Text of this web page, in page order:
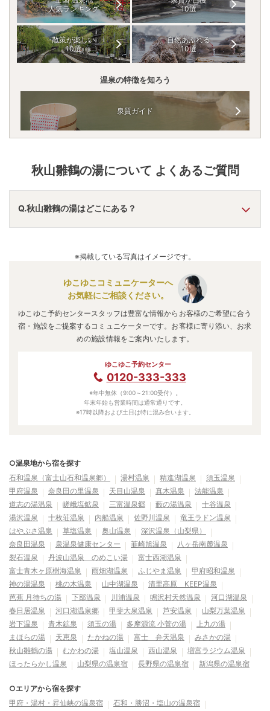
人気ランキング
10選
散策が楽しい
10選
自然あふれる
10選
温泉の特徴を知ろう
泉質ガイド
秋山雛鶴の湯について よくあるご質問
Q.秋山雛鶴の湯はどこにある？
車でお越しの方は、上野原ICから車で約10分。
こちら。
※掲載している写真はイメージです。
ゆこゆこコミュニケーターへ
お気軽にご相談ください。
ゆこゆこ予約センタースタッフは豊富な情報からお客様のご希望に合う
宿・施設をご提案するコミュニケーターです。お客様に寄り添い、お求
めの施設情報をご案内いたします。
ゆこゆこ予約センター
0120-333-333
※年中無休（9:00～21:00受付）。
年末年始も営業時間は通常通りです。
※17時以降および土日は特に混み合います。
○温泉地から宿を探す
石和温泉（富士山石和温泉郷）
湯村温泉 精進湖温泉
須玉温泉
甲府温泉
奈良田の里温泉 天目山温泉 真木温泉
法能温泉
道志の湯温泉
嵯峨塩鉱泉 三富温泉郷 藪の湯温泉
十谷温泉
湯沢温泉
十枚荘温泉 内船温泉 佐野川温泉
竜王ラドン温泉
はやぶさ温泉
草塩温泉 奥山温泉
深沢温泉（山梨県）
奈良田温泉
泉温泉健康センター 韮崎旭温泉
八ヶ岳南麓温泉
裂石温泉
丹波山温泉 のめこい湯
富士西湖温泉
富士青木ヶ原樹海温泉
雨畑湖温泉 ふじやま温泉
甲府昭和温泉
神の湯温泉
桃の木温泉 山中湖温泉
清里高原 KEEP温泉
芭蕉 月待ちの湯
下部温泉 川浦温泉 鳴沢村天然温泉
河口湖温泉
春日居温泉
河口湖温泉郷 甲斐大泉温泉 芦安温泉
山梨万葉温泉
岩下温泉
青木鉱泉 須玉の湯 多摩源流 小菅の湯
上九の湯
まほらの湯
天恵泉 たかねの湯 富士 弁天温泉
みさかの湯
秋山雛鶴の湯
むかわの湯 塩山温泉 西山温泉
増富ラジウム温泉
ほったらかし温泉
山梨県の温泉宿 長野県の温泉宿 新潟県の温泉宿
○エリアから宿を探す
甲府・湯村・昇仙峡の温泉宿
石和・勝沼・塩山の温泉宿